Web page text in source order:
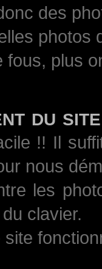
des
photos
fous, plus
du site
!! Il
nous
les
clavier.
site